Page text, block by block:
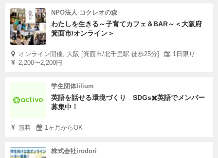
NPO法人 コクレオの森
わたしを生きる～子育てカフェ＆BAR～＜大阪府
箕面市/オンライン＞
オンライン開催, 大阪 [箕面市/北千里駅 徒歩25分]
1日限り
2,200〜2,200円
学生団体lilium
英語を話せる環境づくり SDGs✖️英語でメンバー
募集中！
無料 1ヶ月からOK
株式会社irodori